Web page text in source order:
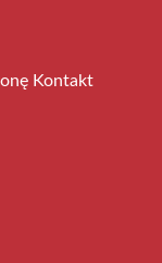
Kontakt